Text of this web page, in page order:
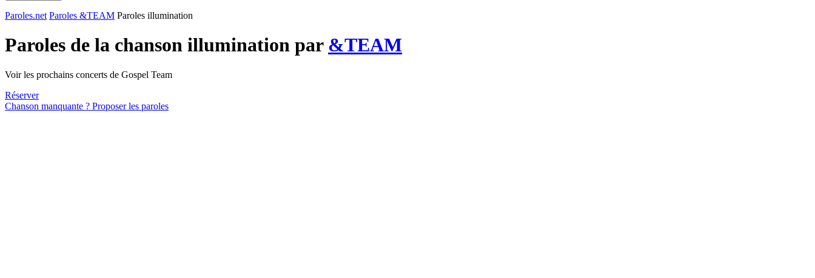
Paroles.net Paroles &TEAM Paroles illumination
Paroles de la chanson illumination par &TEAM
Voir les prochains concerts de Gospel Team
Réserver
Chanson manquante ? Proposer les paroles